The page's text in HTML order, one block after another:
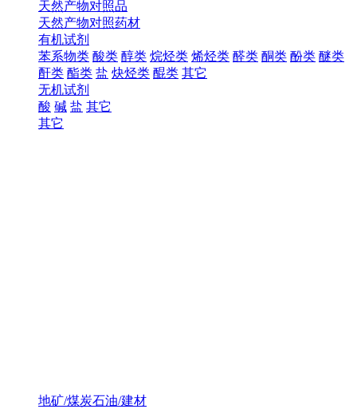
天然产物对照品
天然产物对照药材
有机试剂
苯系物类 酸类 醇类 烷烃类 烯烃类 醛类 酮类 酚类 醚类
酐类 酯类 盐 炔烃类 醌类 其它
无机试剂
酸 碱 盐 其它
其它
地矿/煤炭石油/建材